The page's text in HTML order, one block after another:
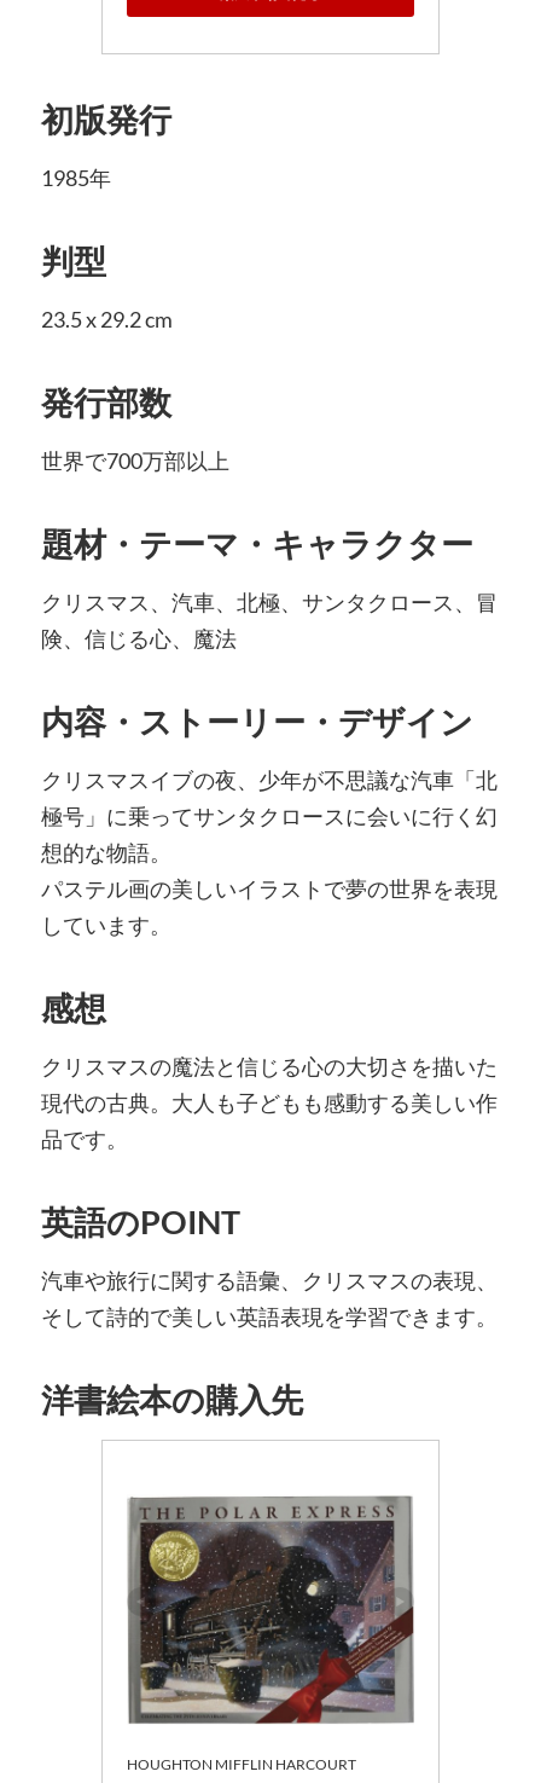
初版発行
1985年
判型
23.5 x 29.2 cm
発行部数
世界で700万部以上
題材・テーマ・キャラクター
クリスマス、汽車、北極、サンタクロース、冒
険、信じる心、魔法
内容・ストーリー・デザイン
クリスマスイブの夜、少年が不思議な汽車「北
極号」に乗ってサンタクロースに会いに行く幻
想的な物語。
パステル画の美しいイラストで夢の世界を表現
しています。
感想
クリスマスの魔法と信じる心の大切さを描いた
現代の古典。大人も子どもも感動する美しい作
品です。
英語のPOINT
汽車や旅行に関する語彙、クリスマスの表現、
そして詩的で美しい英語表現を学習できます。
洋書絵本の購入先
HOUGHTON MIFFLIN HARCOURT